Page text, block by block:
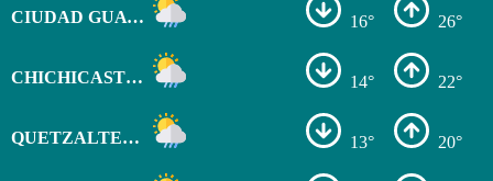
CIUDAD GUATEMALA 16° 26°
CHICHICASTENANGO 14° 22°
QUETZALTENANGO 13° 20°